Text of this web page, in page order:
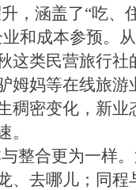
，涵盖了“吃、
和成本参预。
这类民营旅行社
姆妈等在线旅游
稠密变化，新业
。
整合更为一样
、去哪儿；同程